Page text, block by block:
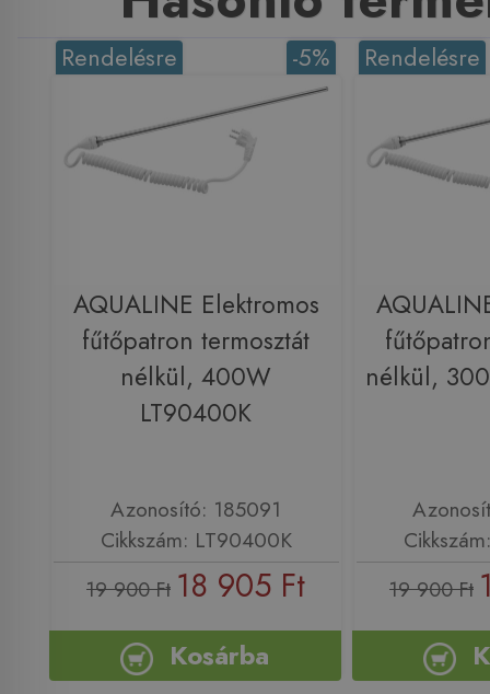
-5%
Rendelésre
AQUALINE Elektromos
fűtőpatron termosztát
nélkül, 400W
LT90400K
Azonosító: 185091
Cikkszám: LT90400K
19 900 Ft 18 905 Ft
Kosárba
Rendelésre
nélkül,
19 900 Ft